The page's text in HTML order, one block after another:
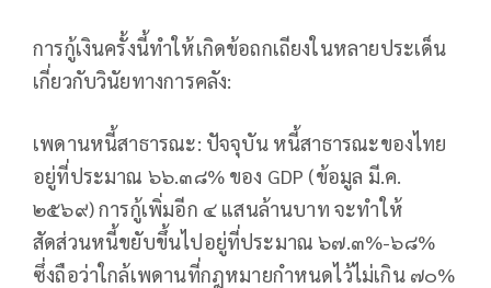
การกู้เงินครั้งนี้ทำให้เกิดข้อถกเถียงในหลายประเด็น
เกี่ยวกับวินัยทางการคลัง:
เพดานหนี้สาธารณะ: ปัจจุบัน หนี้สาธารณะของไทย
อยู่ที่ประมาณ ๖๖.๓๘% ของ GDP (ข้อมูล มี.ค.
๒๕๖๙) การกู้เพิ่มอีก ๔ แสนล้านบาท จะทำให้
สัดส่วนหนี้ขยับขึ้นไปอยู่ที่ประมาณ ๖๗.๓%-๖๘%
ซึ่งถือว่าใกล้เพดานที่กฎหมายกำหนดไว้ไม่เกิน ๗๐%